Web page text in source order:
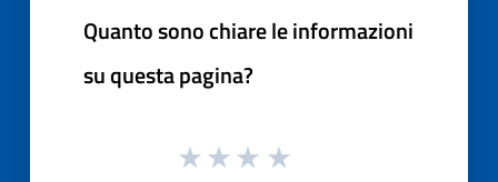
Quanto sono chiare le informazioni
su questa pagina?